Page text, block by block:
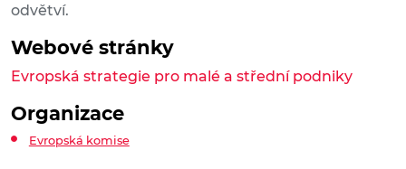
odvětví.
Webové stránky
Evropská strategie pro malé a střední podniky
Organizace
Evropská komise